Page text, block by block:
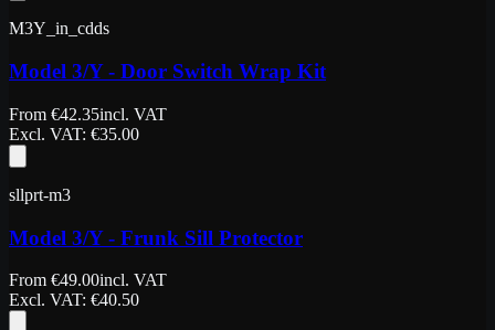
M3Y_in_cdds
Model 3/Y - Door Switch Wrap Kit
From €42.35incl. VAT
Excl. VAT: €35.00
sllprt-m3
Model 3/Y - Frunk Sill Protector
From €49.00incl. VAT
Excl. VAT: €40.50